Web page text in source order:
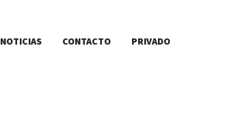
NOTICIAS CONTACTO PRIVADO